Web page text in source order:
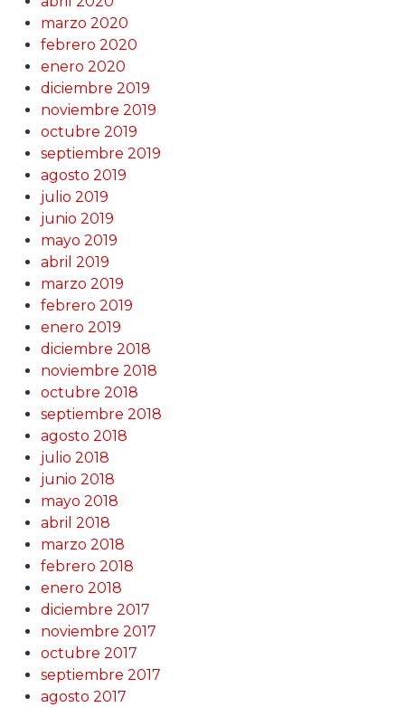
marzo 2020
febrero 2020
enero 2020
diciembre 2019
noviembre 2019
octubre 2019
septiembre 2019
agosto 2019
julio 2019
junio 2019
mayo 2019
abril 2019
marzo 2019
febrero 2019
enero 2019
diciembre 2018
noviembre 2018
octubre 2018
septiembre 2018
agosto 2018
julio 2018
junio 2018
mayo 2018
abril 2018
marzo 2018
febrero 2018
enero 2018
diciembre 2017
noviembre 2017
octubre 2017
septiembre 2017
agosto 2017